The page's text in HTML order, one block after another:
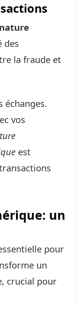
des
la fraude et
échanges.
vos
est
un
pour
un
crucial pour